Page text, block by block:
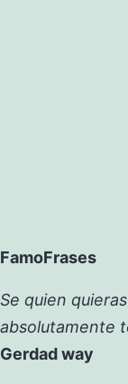
FamoFrases
Se quien
absolutamente
Gerdad way